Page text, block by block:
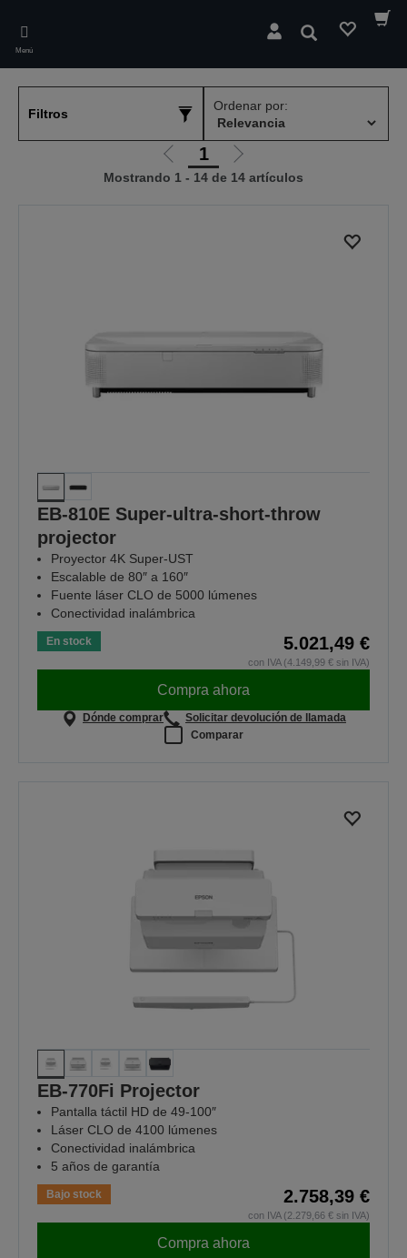
main
content
Menú
Buscar
Filtros
Ordenar por:
Ir
a
1
Ir
a
Mostrando 1 - 14 de 14 artículos
EB-810E Super-ultra-short-throw
projector
Proyector 4K Super-UST
Escalable de 80″ a 160″
Fuente láser CLO de 5000 lúmenes
Conectividad inalámbrica
En stock 5.021,49 €
con IVA (4.149,99 € sin IVA)
Compra ahora
Dónde comprar
Solicitar devolución de llamada
Comparar
EB-770Fi Projector
Pantalla táctil HD de 49-100″
Láser CLO de 4100 lúmenes
Conectividad inalámbrica
5 años de garantía
Bajo stock 2.758,39 €
con IVA (2.279,66 € sin IVA)
Compra ahora